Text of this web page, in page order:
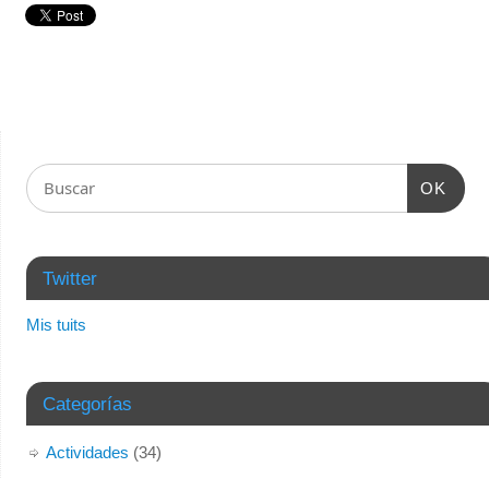
OK
Twitter
Mis tuits
Categorías
Actividades (34)